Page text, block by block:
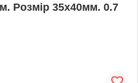
Розмір 35х40мм. 0.7